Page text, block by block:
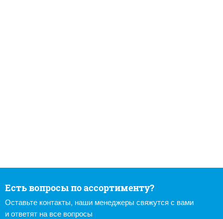
Есть вопросы по ассортименту?
Оставьте контакты, наши менеджеры свяжутся с вами
и ответят на все вопросы